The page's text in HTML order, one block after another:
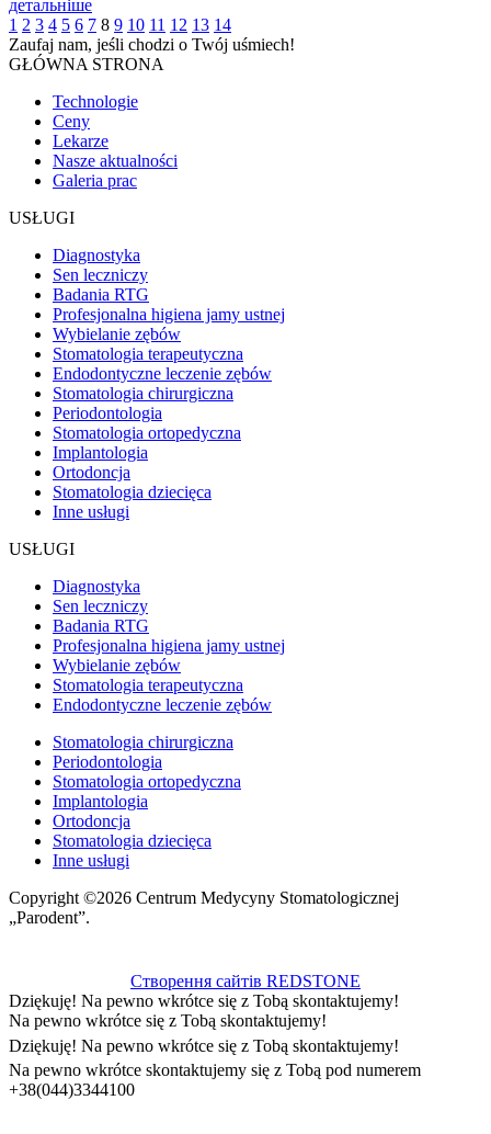
детальніше
1 2 3 4 5 6 7 8 9 10 11 12 13 14
Zaufaj nam, jeśli chodzi o Twój uśmiech!
GŁÓWNA STRONA
Technologie
Ceny
Lekarze
Nasze aktualności
Galeria prac
USŁUGI
Diagnostyka
Sen leczniczy
Badania RTG
Profesjonalna higiena jamy ustnej
Wybielanie zębów
Stomatologia terapeutyczna
Endodontyczne leczenie zębów
Stomatologia chirurgiczna
Periodontologia
Stomatologia ortopedyczna
Implantologia
Ortodoncja
Stomatologia dziecięca
Inne usługi
USŁUGI
Diagnostyka
Sen leczniczy
Badania RTG
Profesjonalna higiena jamy ustnej
Wybielanie zębów
Stomatologia terapeutyczna
Endodontyczne leczenie zębów
Stomatologia chirurgiczna
Periodontologia
Stomatologia ortopedyczna
Implantologia
Ortodoncja
Stomatologia dziecięca
Inne usługi
Copyright ©2026 Centrum Medycyny Stomatologicznej
„Parodent”.
Створення сайтів REDSTONE
Dziękuję! Na pewno wkrótce się z Tobą skontaktujemy!
Na pewno wkrótce się z Tobą skontaktujemy!
Dziękuję! Na pewno wkrótce się z Tobą skontaktujemy!
Na pewno wkrótce skontaktujemy się z Tobą pod numerem
+38(044)3344100